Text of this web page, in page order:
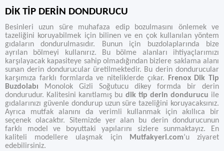
DİK TİP DERİN DONDURUCU
Besinleri uzun süre muhafaza edip bozulmasını önlemek ve
tazeliğini koruyabilmek için bilinen ve en çok kullanılan yöntem
gıdaların dondurulmasıdır. Bunun için buzdolaplarında bize
ayrılan bölmeyi kullanırız. Bu bölme alanları ihtiyaçlarımızı
karşılayacak kapasiteye sahip olmadığından bizlere saklama alanı
sunan derin dondurucular üretilmektedir. Bu derin dondurucular
karşımıza farklı formlarda ve niteliklerde çıkar. Frenox Dik Tip
Buzdolabı Monolok Gizli Soğutucu dikey formda bir derin
dondurudur. Kalitesini kanıtlamış bu dik tip derin dondurucu ile
gıdalarınızı güvenle dondurup uzun süre tazeliğini koruyacaksınız.
Ayrıca mutfak alanını da verimli kullanmak için akıllıca bir
seçenek olacaktır. Sitemizde yer alan bu derin dondurucunun
farklı model ve boyuttaki yapılarını sizlere sunmaktayız. En
kaliteli modellere ulaşmak için Mutfakyeri.com’u ziyaret
edebilirsiniz.